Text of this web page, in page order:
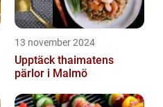
13 november 2024
Upptäck thaimatens
pärlor i Malmö